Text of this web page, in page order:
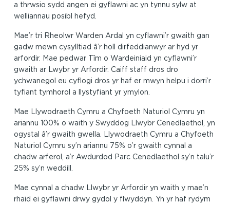
a thrwsio sydd angen ei gyflawni ac yn tynnu sylw at
welliannau posibl hefyd.
Mae’r tri Rheolwr Warden Ardal yn cyflawni’r gwaith gan
gadw mewn cysylltiad â’r holl dirfeddianwyr ar hyd yr
arfordir. Mae pedwar Tîm o Wardeiniaid yn cyflawni’r
gwaith ar Lwybr yr Arfordir. Caiff staff dros dro
ychwanegol eu cyflogi dros yr haf er mwyn helpu i dorri’r
tyfiant tymhorol a llystyfiant yr ymylon.
Mae Llywodraeth Cymru a Chyfoeth Naturiol Cymru yn
ariannu 100% o waith y Swyddog Llwybr Cenedlaethol, yn
ogystal â’r gwaith gwella. Llywodraeth Cymru a Chyfoeth
Naturiol Cymru sy’n ariannu 75% o’r gwaith cynnal a
chadw arferol, a’r Awdurdod Parc Cenedlaethol sy’n talu’r
25% sy’n weddill.
Mae cynnal a chadw Llwybr yr Arfordir yn waith y mae’n
rhaid ei gyflawni drwy gydol y flwyddyn. Yn yr haf rydym